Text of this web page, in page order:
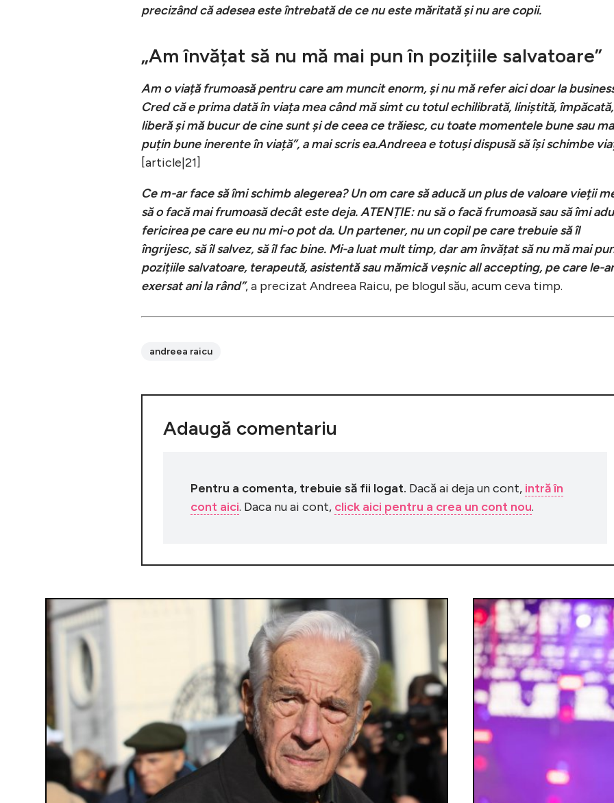
precizând că adesea este întrebată de ce nu este măritată și nu are copii.
„Am învățat să nu mă mai pun în pozițiile salvatoare”
Am o viață frumoasă pentru care am muncit enorm, și nu mă refer aici doar la
Cred că e prima dată în viața mea când mă simt cu totul echilibrată, liniștită, împăcată,
liberă și mă bucur de cine sunt și de ceea ce trăiesc, cu toate momentele bune sau
puțin bune inerente în viață”, a mai scris ea.Andreea e totuși dispusă să își schimbe
[article|21]
Ce m-ar face să îmi schimb alegerea? Un om care să aducă un plus de valoare vieții
să o facă mai frumoasă decât este deja. ATENȚIE: nu să o facă frumoasă sau să îmi
fericirea pe care eu nu mi-o pot da. Un partener, nu un copil pe care trebuie să îl
îngrijesc, să îl salvez, să îl fac bine. Mi-a luat mult timp, dar am învățat să nu mă mai
pozițiile salvatoare, terapeută, asistentă sau mămică veșnic all accepting, pe care le-
exersat ani la rând”, a precizat Andreea Raicu, pe blogul său, acum ceva timp.
andreea raicu
Adaugă comentariu
Pentru a comenta, trebuie să fii logat. Dacă ai deja un cont, intră în
cont aici. Daca nu ai cont, click aici pentru a crea un cont nou.